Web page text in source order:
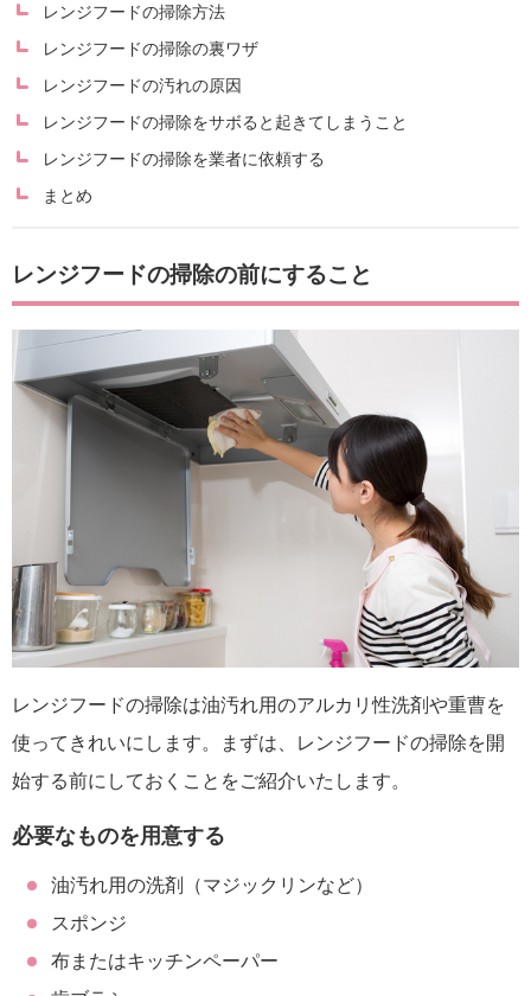
レンジフードの掃除方法
レンジフードの掃除の裏ワザ
レンジフードの汚れの原因
レンジフードの掃除をサボると起きてしまうこと
レンジフードの掃除を業者に依頼する
まとめ
レンジフードの掃除の前にすること
レンジフードの掃除は油汚れ用のアルカリ性洗剤や重曹を
使ってきれいにします。まずは、レンジフードの掃除を開
始する前にしておくことをご紹介いたします。
必要なものを用意する
油汚れ用の洗剤（マジックリンなど）
スポンジ
布またはキッチンペーパー